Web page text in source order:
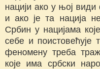
нацији ако у њој
и ако је та нација
Србин у нацијама
себе и
феномену треба
које има србски